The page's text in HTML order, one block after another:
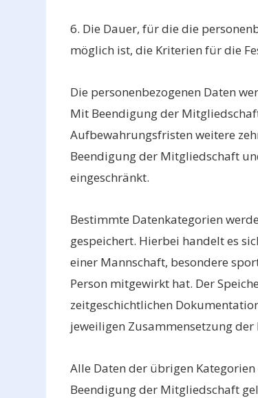
6. Die Dauer, für die die
möglich ist, die Kriterien für die
Die personenbezogenen Daten
Mit Beendigung der
Aufbewahrungsfristen weitere
Beendigung der Mitgliedschaft
eingeschränkt.
Bestimmte Datenkategorien
gespeichert. Hierbei handelt es
einer Mannschaft, besondere
Person mitgewirkt hat. Der
zeitgeschichtlichen
jeweiligen Zusammensetzung
Alle Daten der übrigen
Beendigung der Mitgliedschaft